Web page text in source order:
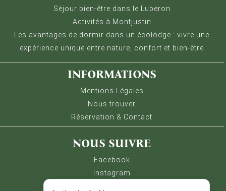
Séjour bien-être dans le Luberon
Activités à Montjustin
Les avantages de dormir dans un écolodge : vivre une
expérience unique entre nature, confort et bien-être
INFORMATIONS
Mentions Légales
Nous trouver
Réservation & Contact
NOUS SUIVRE
Facebook
Instagram